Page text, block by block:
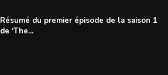
Résumé du premier épisode de la saison 1
de ‘The...